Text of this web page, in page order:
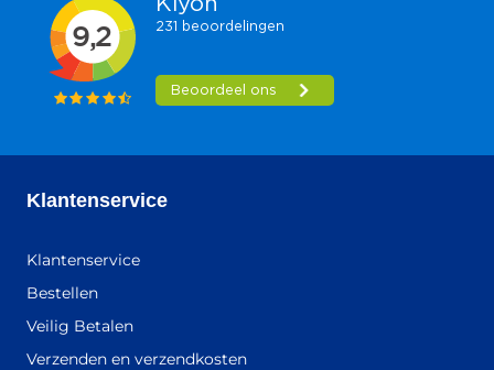
Klantenservice
Klantenservice
Bestellen
Veilig Betalen
Verzenden en verzendkosten